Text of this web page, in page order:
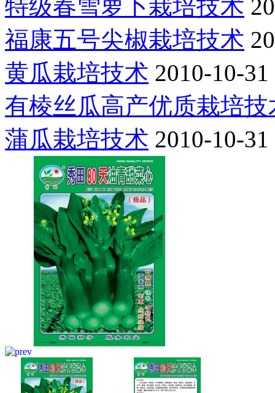
特级春雪萝卜栽培技术
福康五号尖椒栽培技术
黄瓜栽培技术 2010-10-31
有棱丝瓜高产优质栽培技
蒲瓜栽培技术 2010-10-31